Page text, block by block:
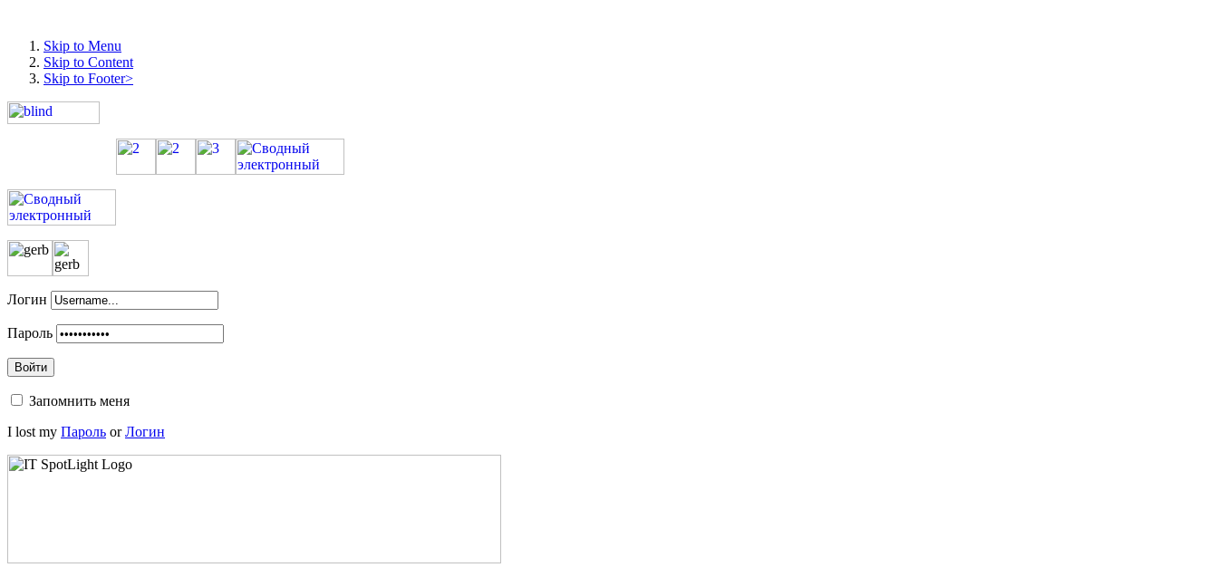
Skip to Menu
Skip to Content
Skip to Footer>
Логин
Пароль
Войти
Запомнить меня
I lost my Пароль orЛогин